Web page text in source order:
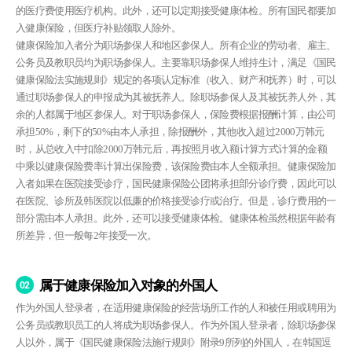
的医疗费使用医疗机构。此外，还可以定期接受健康体检。所有国民都要加
入健康保险，但医疗补贴领取人除外。
健康保险加入者分为职场参保人和地区参保人。所有企业的劳动者、雇主、
公务员及教职员均为职场参保人。主要靠职场参保人维持生计，满足《国民
健康保险法实施规则》规定的各项认定标准（收入、财产和抚养）时，可以
通过职场参保人的申报成为其被抚养人。除职场参保人及其被抚养人外，其
余的人都属于地区参保人。对于职场参保人，保险费根据报酬计算，由公司
承担50%，剩下的50%由本人承担，除报酬外，其他收入超过2000万韩元
时，从总收入中扣除2000万韩元后，再按照月收入额计算方式计算的金额
中乘以健康保险费率计算出保险费，该保险费由本人全额承担。健康保险加
入者如果在医院接受诊疗，国民健康保险公团将承担部分诊疗费，因此可以
在医院、诊所及韩医院以低廉的价格接受诊疗或治疗。但是，诊疗费用的一
部分需由本人承担。此外，还可以接受健康体检。健康体检虽然根据年龄有
所差异，但一般每2年接受一次。
02 属于健康保险加入对象的外国人
作为外国人登录者，在适用健康保险的经营场所工作的人和被任用或聘用为
公务员或教职员工的人将成为职场参保人。作为外国人登录者，除职场参保
人以外，属于《国民健康保险法施行规则》附录9所列的外国人，在韩国逗